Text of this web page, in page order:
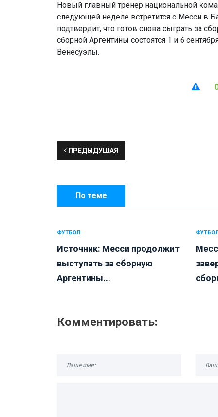
Новый главный тренер национальной
следующей неделе встретится с Месси в
подтвердит, что готов снова сыграть за
сборной Аргентины состоятся 1 и 6
Венесуэлы.
0
ПРЕДЫДУЩАЯ
По теме
ФУТБОЛ
Источник: Месси продолжит
выступать за сборную
Аргентины...
ФУТБОЛ
Комментировать: